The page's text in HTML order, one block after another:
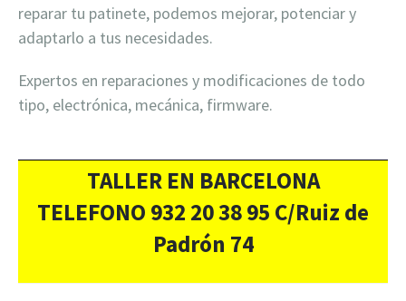
reparar tu patinete, podemos mejorar, potenciar y
adaptarlo a tus necesidades.
Expertos en reparaciones y modificaciones de todo
tipo, electrónica, mecánica, firmware.
TALLER EN BARCELONA
TELEFONO 932 20 38 95 C/Ruiz de
Padrón 74